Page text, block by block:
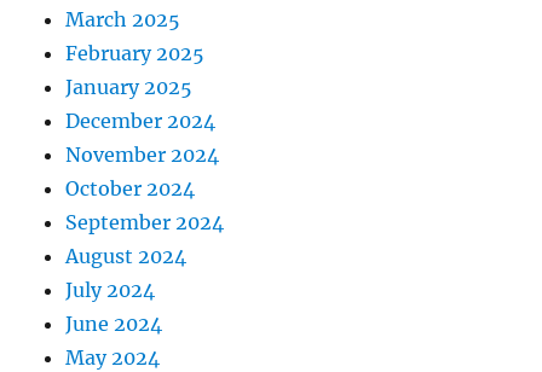
March 2025
February 2025
January 2025
December 2024
November 2024
October 2024
September 2024
August 2024
July 2024
June 2024
May 2024